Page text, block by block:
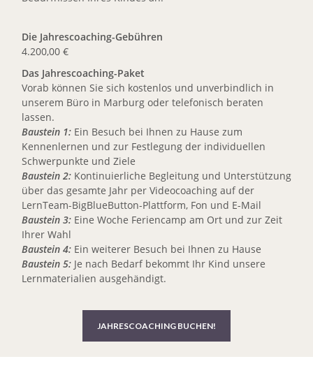
Die Jahrescoaching-Gebühren
4.200,00 €
Das Jahrescoaching-Paket
Vorab können Sie sich kostenlos und unverbindlich in
unserem Büro in Marburg oder telefonisch beraten
lassen.
Baustein 1: Ein Besuch bei Ihnen zu Hause zum
Kennenlernen und zur Festlegung der individuellen
Schwerpunkte und Ziele
Baustein 2: Kontinuierliche Begleitung und Unterstützung
über das gesamte Jahr per Videocoaching auf der
LernTeam-BigBlueButton-Plattform, Fon und E-Mail
Baustein 3: Eine Woche Feriencamp am Ort und zur Zeit
Ihrer Wahl
Baustein 4: Ein weiterer Besuch bei Ihnen zu Hause
Baustein 5: Je nach Bedarf bekommt Ihr Kind unsere
Lernmaterialien ausgehändigt.
JAHRESCOACHING BUCHEN!